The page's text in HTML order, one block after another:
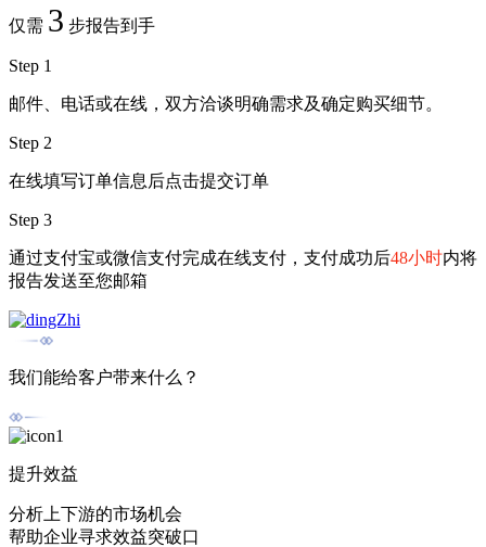
仅需 3 步报告到手
Step 1
邮件、电话或在线，双方洽谈明确需求及确定购买细节。
Step 2
在线填写订单信息后点击提交订单
Step 3
通过支付宝或微信支付完成在线支付，支付成功后48小时内将
报告发送至您邮箱
我们能给客户带来什么？
提升效益
分析上下游的市场机会
帮助企业寻求效益突破口